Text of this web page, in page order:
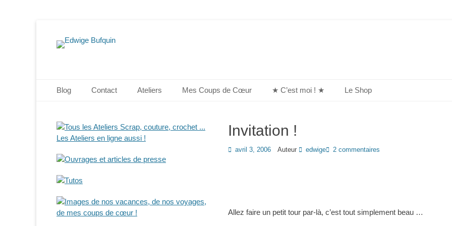
Edwige Bufquin
Menu principal
Blog Contact Ateliers Mes Coups de Cœur ★ C’est moi ! ★ Le Shop
Invitation !
Posted
avril 3, 2006 Auteur edwige 2 commentaires
Allez faire un petit tour par-là, c’est tout simplement beau …